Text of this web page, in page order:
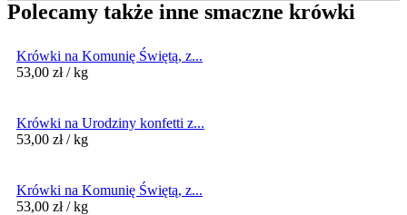
Polecamy także inne smaczne krówki
Krówki na Komunię Świętą, z...
53,00 zł / kg
Krówki na Urodziny konfetti z...
53,00 zł / kg
Krówki na Komunię Świętą, z...
53,00 zł / kg